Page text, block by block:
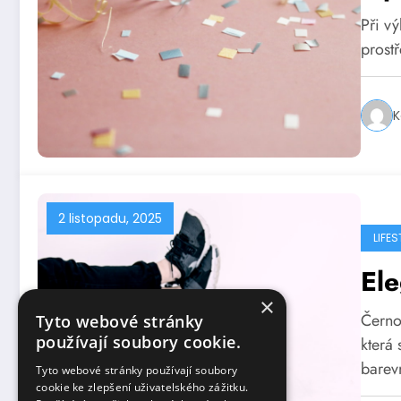
Při
2 listopadu, 2025
která
×
Tyto webové stránky
používají soubory cookie.
Tyto webové stránky používají soubory
cookie ke zlepšení uživatelského zážitku.